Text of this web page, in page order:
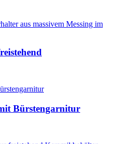
Bürstengarnitur